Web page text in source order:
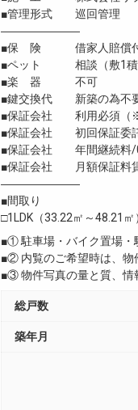
■管理形式 巡回管理
―――――――
■保 険 借家人賠償付
■ペット 相談（敷1積
■楽 器 不可
■鍵交換代 新築の為不
■保証会社 利用必須（※
■保証会社 初回保証委
■保証会社 年間継続料/
■保証会社 月額保証料
―――――――
■間取り
□1LDK（33.22㎡～48.21㎡
■① 駐車場・バイク置場・
■② 内覧のご希望時は、物
■③ 物件写真の量と質、情
総戸数
築年月